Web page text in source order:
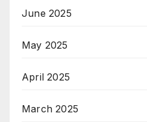
June 2025
May 2025
April 2025
March 2025